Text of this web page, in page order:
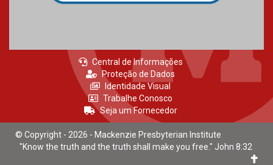
Central de Informações
Proteção de Dados
Identidade Visual
Trabalhe Conosco
Seja um Fornecedor
© Copyright - 2026 - Mackenzie Presbyterian Institute
"Know the truth and the truth shall make you free." John 8:32